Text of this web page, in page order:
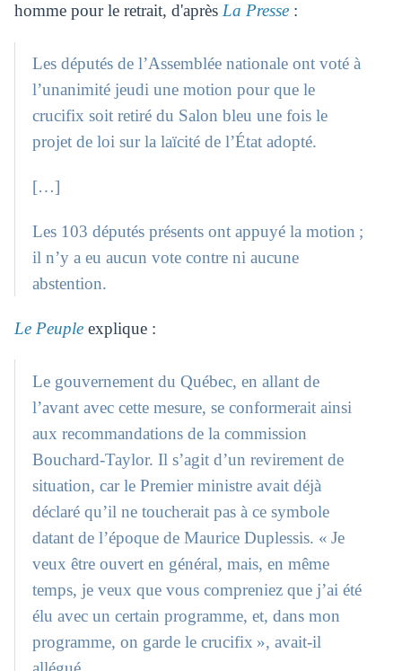
homme pour le retrait, d'après La Presse:
Les députés de l’Assemblée nationale ont voté à
l’unanimité jeudi une motion pour que le
crucifix soit retiré du Salon bleu une fois le
projet de loi sur la laïcité de l’État adopté.
[…]
Les 103 députés présents ont appuyé la motion ;
il n’y a eu aucun vote contre ni aucune
abstention.
Le Peupleexplique :
Le gouvernement du Québec, en allant de
l’avant avec cette mesure, se conformerait ainsi
aux recommandations de la commission
Bouchard-Taylor. Il s’agit d’un revirement de
situation, car le Premier ministre avait déjà
déclaré qu’il ne toucherait pas à ce symbole
datant de l’époque de Maurice Duplessis. « Je
veux être ouvert en général, mais, en même
temps, je veux que vous compreniez que j’ai été
élu avec un certain programme, et, dans mon
programme, on garde le crucifix », avait-il